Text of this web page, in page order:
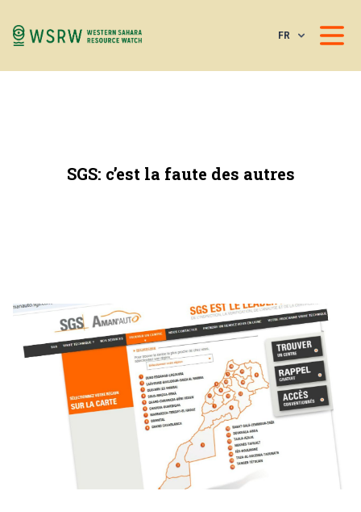
FR
SGS: c’est la faute des autres